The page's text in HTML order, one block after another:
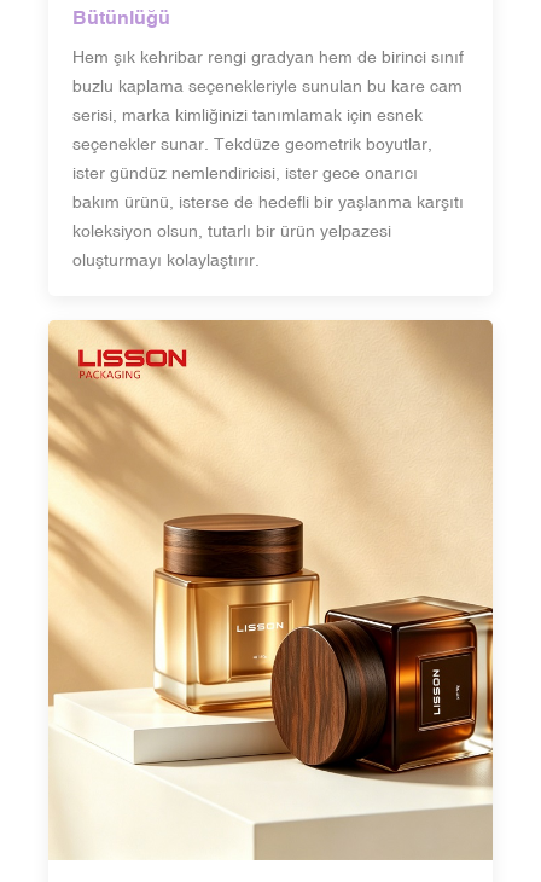
Bütünlüğü
Hem şık kehribar rengi gradyan hem de birinci sınıf
buzlu kaplama seçenekleriyle sunulan bu kare cam
serisi, marka kimliğinizi tanımlamak için esnek
seçenekler sunar. Tekdüze geometrik boyutlar,
ister gündüz nemlendiricisi, ister gece onarıcı
bakım ürünü, isterse de hedefli bir yaşlanma karşıtı
koleksiyon olsun, tutarlı bir ürün yelpazesi
oluşturmayı kolaylaştırır.